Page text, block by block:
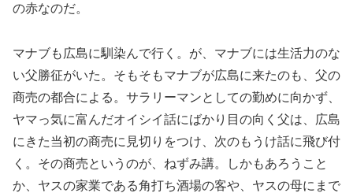
の赤なのだ。
マナブも広島に馴染んで行く。が、マナブには生活力のな
い父勝征がいた。そもそもマナブが広島に来たのも、父の
商売の都合による。サラリーマンとしての勤めに向かず、
ヤマっ気に富んだオイシイ話にばかり目の向く父は、広島
にきた当初の商売に見切りをつけ、次のもうけ話に飛び付
く。その商売というのが、ねずみ講。しかもあろうこと
か、ヤスの家業である角打ち酒場の客や、ヤスの母にまで